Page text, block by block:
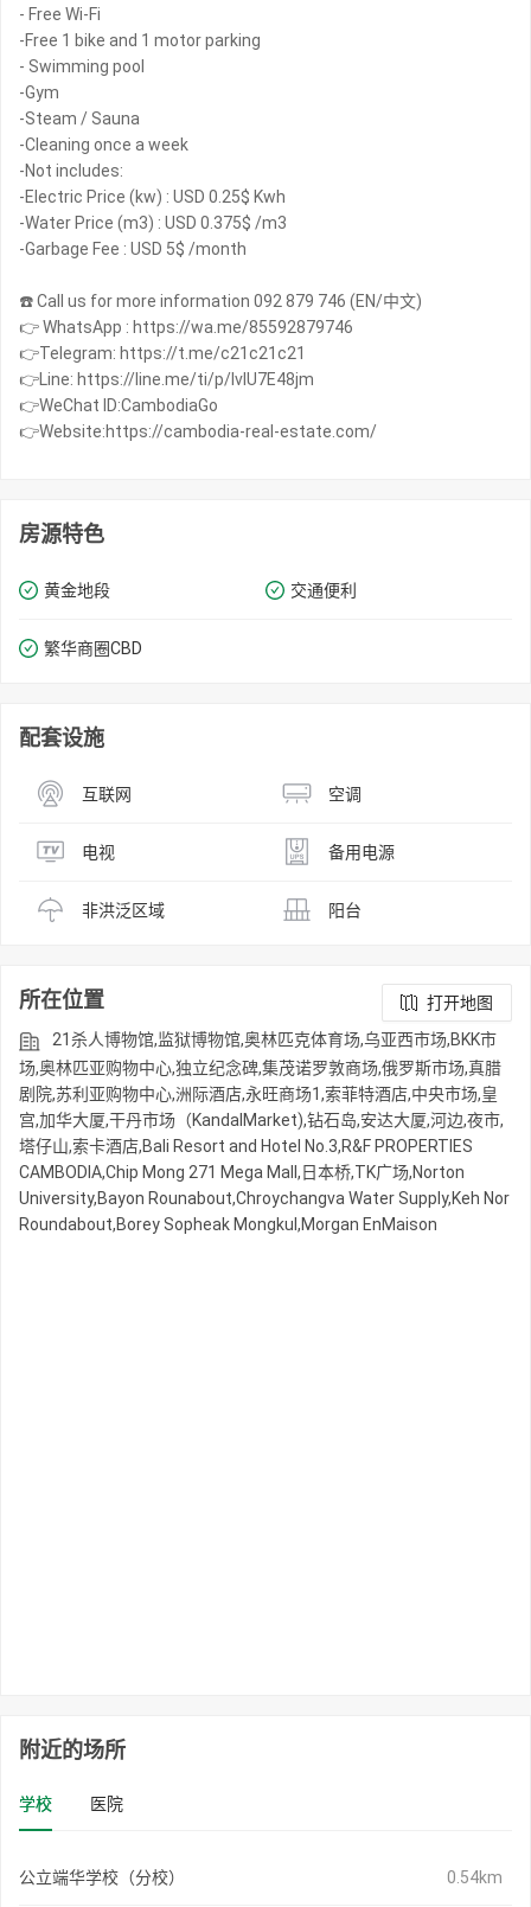
- Free Wi-Fi
-Free 1 bike and 1 motor parking
- Swimming pool
-Gym
-Steam / Sauna
-Cleaning once a week
-Not includes:
-Electric Price (kw) : USD 0.25$ Kwh
-Water Price (m3) : USD 0.375$ /m3
-Garbage Fee : USD 5$ /month
☎️ Call us for more information 092 879 746 (EN/中文)
👉 WhatsApp : https://wa.me/85592879746
👉Telegram: https://t.me/c21c21c21
👉Line: https://line.me/ti/p/IvIU7E48jm
👉WeChat ID:CambodiaGo
👉Website:https://cambodia-real-estate.com/
房源特色
黄金地段 交通便利
繁华商圈​​CBD
配套设施
互联网 空调
电视 备用电源
非洪泛区域 阳台
所在位置
打开地图
21杀人博物馆,监狱博物馆,奥林匹克体育场,乌亚西市场,BKK市
场,奥林匹亚购物中心,独立纪念碑,集茂诺罗敦商场,俄罗斯市场,真腊
剧院,苏利亚购物中心,洲际酒店,永旺商场1,索菲特酒店,中央市场,皇
宫,加华大厦,干丹市场（KandalMarket),钻石岛,安达大厦,河边,夜市,
塔仔山,索卡酒店,Bali Resort and Hotel No.3,R&F PROPERTIES
CAMBODIA,Chip Mong 271 Mega Mall,日本桥,TK广场,Norton
University,Bayon Rounabout,Chroychangva Water Supply,Keh Nor
Roundabout,Borey Sopheak Mongkul,Morgan EnMaison
附近的场所
学校 医院
公立端华学校（分校） 0.54km